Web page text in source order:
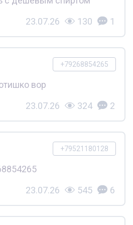
23.07.26 130 1
+79268854265
вор
23.07.26 324 2
+79521180128
23.07.26 545 6